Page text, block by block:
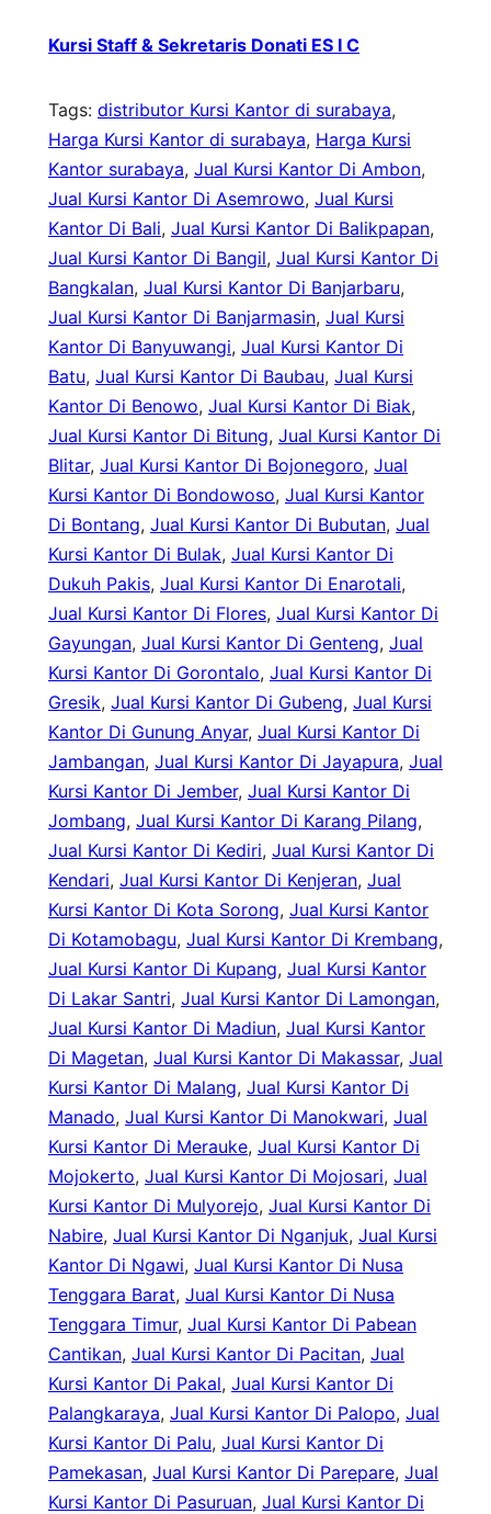
Kursi Staff & Sekretaris Donati ES I C
Tags: distributor Kursi Kantor di surabaya
Harga Kursi Kantor di surabaya, Harga Kursi
Kantor surabaya, Jual Kursi Kantor Di Ambon
Jual Kursi Kantor Di Asemrowo, Jual Kursi
Kantor Di Bali, Jual Kursi Kantor Di Balikpapan
Jual Kursi Kantor Di Bangil, Jual Kursi Kantor Di
Bangkalan, Jual Kursi Kantor Di Banjarbaru
Jual Kursi Kantor Di Banjarmasin, Jual Kursi
Kantor Di Banyuwangi, Jual Kursi Kantor Di
Batu, Jual Kursi Kantor Di Baubau, Jual Kursi
Kantor Di Benowo, Jual Kursi Kantor Di Biak
Jual Kursi Kantor Di Bitung, Jual Kursi Kantor Di
Blitar, Jual Kursi Kantor Di Bojonegoro, Jual
Kursi Kantor Di Bondowoso, Jual Kursi Kantor
Di Bontang, Jual Kursi Kantor Di Bubutan, Jual
Kursi Kantor Di Bulak, Jual Kursi Kantor Di
Dukuh Pakis, Jual Kursi Kantor Di Enarotali
Jual Kursi Kantor Di Flores, Jual Kursi Kantor Di
Gayungan, Jual Kursi Kantor Di Genteng, Jual
Kursi Kantor Di Gorontalo, Jual Kursi Kantor Di
Gresik, Jual Kursi Kantor Di Gubeng, Jual Kursi
Kantor Di Gunung Anyar, Jual Kursi Kantor Di
Jambangan, Jual Kursi Kantor Di Jayapura, Jual
Kursi Kantor Di Jember, Jual Kursi Kantor Di
Jombang, Jual Kursi Kantor Di Karang Pilang
Jual Kursi Kantor Di Kediri, Jual Kursi Kantor Di
Kendari, Jual Kursi Kantor Di Kenjeran, Jual
Kursi Kantor Di Kota Sorong, Jual Kursi Kantor
Di Kotamobagu, Jual Kursi Kantor Di Krembang
Jual Kursi Kantor Di Kupang, Jual Kursi Kantor
Di Lakar Santri, Jual Kursi Kantor Di Lamongan
Jual Kursi Kantor Di Madiun, Jual Kursi Kantor
Di Magetan, Jual Kursi Kantor Di Makassar, Jual
Kursi Kantor Di Malang, Jual Kursi Kantor Di
Manado, Jual Kursi Kantor Di Manokwari, Jual
Kursi Kantor Di Merauke, Jual Kursi Kantor Di
Mojokerto, Jual Kursi Kantor Di Mojosari, Jual
Kursi Kantor Di Mulyorejo, Jual Kursi Kantor Di
Nabire, Jual Kursi Kantor Di Nganjuk, Jual Kursi
Kantor Di Ngawi, Jual Kursi Kantor Di Nusa
Tenggara Barat, Jual Kursi Kantor Di Nusa
Tenggara Timur, Jual Kursi Kantor Di Pabean
Cantikan, Jual Kursi Kantor Di Pacitan, Jual
Kursi Kantor Di Pakal, Jual Kursi Kantor Di
Palangkaraya, Jual Kursi Kantor Di Palopo, Jual
Kursi Kantor Di Palu, Jual Kursi Kantor Di
Pamekasan, Jual Kursi Kantor Di Parepare, Jual
Kursi Kantor Di Pasuruan, Jual Kursi Kantor Di